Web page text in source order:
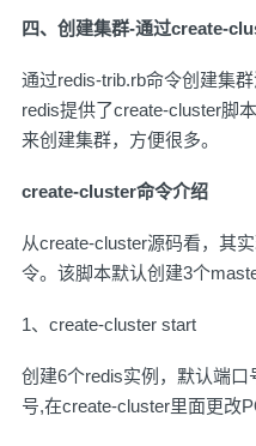
四、创建集群-通过create-
通过redis-trib.rb命令创建集
redis提供了create-cluster脚
来创建集群，方便很多。
create-cluster命令介绍
从create-cluster源码看，其
令。该脚本默认创建3个
1、create-cluster start
创建6个redis实例，默认端口
号,在create-cluster里面更改